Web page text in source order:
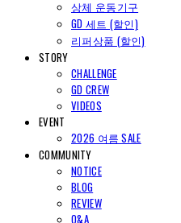
상체 운동기구
GD 세트 (할인)
리퍼상품 (할인)
STORY
CHALLENGE
GD CREW
VIDEOS
EVENT
2026 여름 SALE
COMMUNITY
NOTICE
BLOG
REVIEW
Q&A